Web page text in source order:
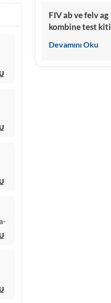
FIV ab ve felv ag
kombine test kiti
Devamını Oku